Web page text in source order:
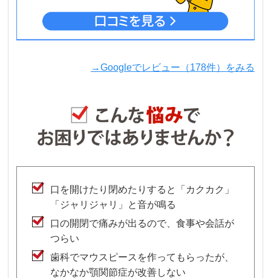
→Googleでレビュー（178件）をみる
口を開けたり閉めたりすると「カクカク」
「ジャリジャリ」と音が鳴る
口の開閉で痛みが出るので、食事や会話が
つらい
歯科でマウスピースを作ってもらったが、
なかなか顎関節症が改善しない